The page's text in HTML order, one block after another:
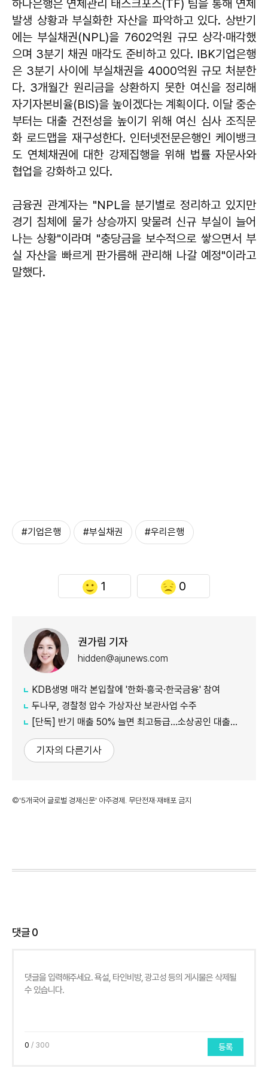
하나은행은 연체관리 태스크포스(TF) 팀을 통해 연체
발생 상황과 부실화한 자산을 파악하고 있다. 상반기
에는 부실채권(NPL)을 7602억원 규모 상각·매각했
으며 3분기 채권 매각도 준비하고 있다. IBK기업은행
은 3분기 사이에 부실채권을 4000억원 규모 처분한
다. 3개월간 원리금을 상환하지 못한 여신을 정리해
자기자본비율(BIS)을 높이겠다는 계획이다. 이달 중순
부터는 대출 건전성을 높이기 위해 여신 심사 조직문
화 로드맵을 재구성한다. 인터넷전문은행인 케이뱅크
도 연체채권에 대한 강제집행을 위해 법률 자문사와
협업을 강화하고 있다.
금융권 관계자는 "NPL을 분기별로 정리하고 있지만
경기 침체에 물가 상승까지 맞물려 신규 부실이 늘어
나는 상황"이라며 "충당금을 보수적으로 쌓으면서 부
실 자산을 빠르게 판가름해 관리해 나갈 예정"이라고
말했다.
#기업은행 #부실채권 #우리은행
1 0
권가림 기자
hidden@ajunews.com
KDB생명 매각 본입찰에 '한화·흥국·한국금융' 참여
두나무, 경찰청 압수 가상자산 보관사업 수주
[단독] 반기 매출 50% 늘면 최고등급…소상공인 대출에 성장성 반영
기자의 다른기사
©'5개국어 글로벌 경제신문' 아주경제. 무단전재·재배포 금지
댓글0
0 / 300 등록